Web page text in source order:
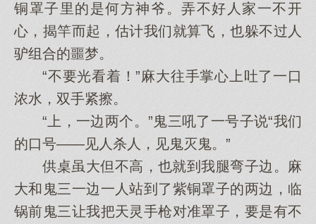
铜罩子里的是何方神爷。弄不好人家一不开
心，揭竿而起，估计我们就算飞，也躲不过人
驴组合的噩梦。
“不要光看着！”麻大往手掌心上吐了一口
浓水，双手紧擦。
“上，一边两个。”鬼三吼了一号子说“我们
的口号——见人杀人，见鬼灭鬼。”
供桌虽大但不高，也就到我腿弯子边。麻
大和鬼三一边一人站到了紫铜罩子的两边，临
锅前鬼三让我把天灵手枪对准罩子，要是有不